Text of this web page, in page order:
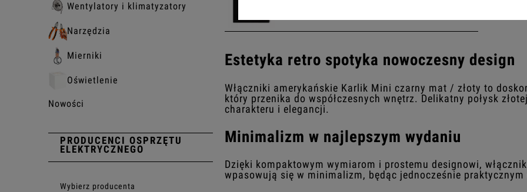
Wentylatory i klimatyzatory
Narzędzia
Mierniki
Oświetlenie
Nowości
PRODUCENCI OSPRZĘTU
ELEKTRYCZNEGO
Wybierz producenta
Estetyka retro spotyka nowoczesny design
Włączniki amerykańskie Karlik Mini czarny mat / złoty to
który przenika do współczesnych wnętrz. Delikatny połysk
charakteru i elegancji.
Minimalizm w najlepszym wydaniu
Dzięki kompaktowym wymiarom i prostemu designowi,
wpasowują się w minimalizm, będąc jednocześnie